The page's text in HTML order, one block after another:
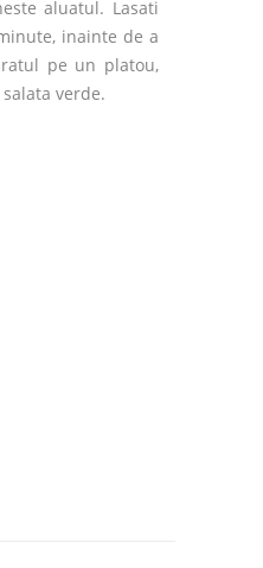
aluatul. Lasati
inainte de a
pe un platou,
verde.